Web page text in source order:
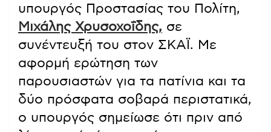
υπουργός Προστασίας του Πολίτη,
Μιχάλης Χρυσοχοΐδης, σε
συνέντευξή του στον ΣΚΑΪ. Με
αφορμή ερώτηση των
παρουσιαστών για τα πατίνια και τα
δύο πρόσφατα σοβαρά περιστατικά,
ο υπουργός σημείωσε ότι πριν από